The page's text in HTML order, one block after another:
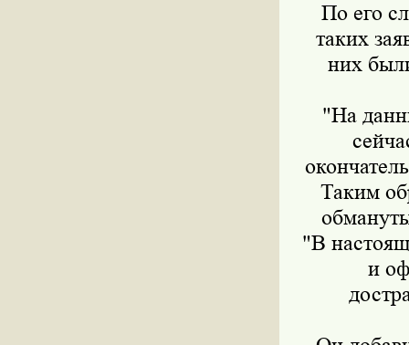
По его
таких
них
"На
Таким
"В
и